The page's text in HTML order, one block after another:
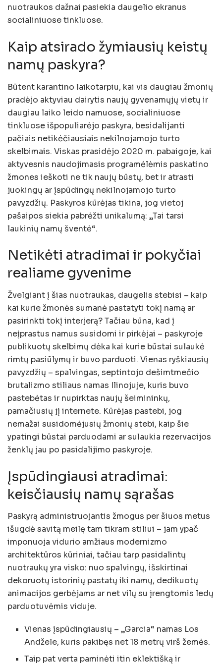
nuotraukos dažnai pasiekia daugelio ekranus
socialiniuose tinkluose.
Kaip atsirado žymiausių keistų
namų paskyra?
Būtent karantino laikotarpiu, kai vis daugiau žmonių
pradėjo aktyviau dairytis naujų gyvenamųjų vietų ir
daugiau laiko leido namuose, socialiniuose
tinkluose išpopuliarėjo paskyra, besidalijanti
pačiais netikėčiausiais nekilnojamojo turto
skelbimais. Viskas prasidėjo 2020 m. pabaigoje, kai
aktyvesnis naudojimasis programėlėmis paskatino
žmones ieškoti ne tik naujų būstų, bet ir atrasti
juokingų ar įspūdingų nekilnojamojo turto
pavyzdžių. Paskyros kūrėjas tikina, jog vietoj
pašaipos siekia pabrėžti unikalumą: „Tai tarsi
laukinių namų šventė“.
Netikėti atradimai ir pokyčiai
realiame gyvenime
Žvelgiant į šias nuotraukas, daugelis stebisi – kaip
kai kurie žmonės sumanė pastatyti tokį namą ar
pasirinkti tokį interjerą? Tačiau būna, kad į
neįprastus namus susidomi ir pirkėjai – paskyroje
publikuotų skelbimų dėka kai kurie būstai sulaukė
rimtų pasiūlymų ir buvo parduoti. Vienas ryškiausių
pavyzdžių – spalvingas, septintojo dešimtmečio
brutalizmo stiliaus namas Ilinojuje, kuris buvo
pastebėtas ir nupirktas naujų šeimininkų,
pamačiusių jį internete. Kūrėjas pastebi, jog
nemažai susidomėjusių žmonių stebi, kaip šie
ypatingi būstai parduodami ar sulaukia rezervacijos
ženklų jau po pasidalijimo paskyroje.
Įspūdingiausi atradimai:
keisčiausių namų sąrašas
Paskyrą administruojantis žmogus per šiuos metus
išugdė savitą meilę tam tikram stiliui – jam ypač
imponuoja vidurio amžiaus modernizmo
architektūros kūriniai, tačiau tarp pasidalintų
nuotraukų yra visko: nuo spalvingų, išskirtinai
dekoruotų istorinių pastatų iki namų, dedikuotų
animacijos gerbėjams ar net vilų su įrengtomis ledų
parduotuvėmis viduje.
Vienas įspūdingiausių – „Garcia“ namas Los
Andžele, kuris pakibęs net 18 metrų virš žemės.
Taip pat verta paminėti itin eklektišką ir